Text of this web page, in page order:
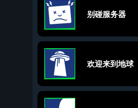
别碰服务器
欢迎来到地球